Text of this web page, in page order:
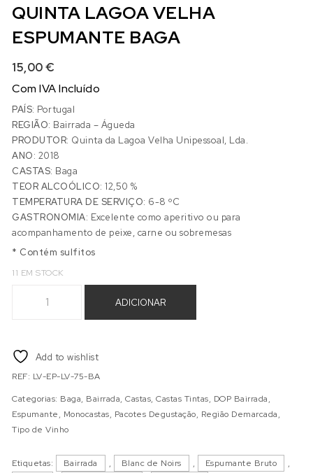
QUINTA LAGOA VELHA
ESPUMANTE BAGA
15,00€
Com IVA Incluído
PAÍS: Portugal
REGIÃO: Bairrada – Águeda
PRODUTOR: Quinta da Lagoa Velha Unipessoal, Lda.
ANO: 2018
CASTAS: Baga
TEOR ALCOÓLICO:12,50 %
TEMPERATURA DE SERVIÇO: 6-8 ºC
GASTRONOMIA: Excelente como aperitivo ou para
acompanhamento de peixe, carne ou sobremesas
* Contém sulfitos
11 EM STOCK
ADICIONAR
Add to wishlist
REF: LV-EP-LV-75-BA
Categorias: Baga, Bairrada,Castas,Castas Tintas, DOP Bairrada,
Espumante, Monocastas, Pacotes Degustação, Região Demarcada,
Tipo de Vinho
Etiquetas: Bairrada , Blanc de Noirs , Espumante Bruto
,